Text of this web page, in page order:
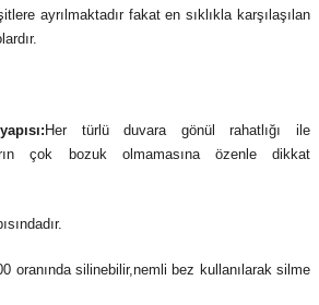
ayrılmaktadır fakat en sıklıkla karşılaşılan
Her türlü duvara gönül rahatlığı ile
çok bozuk olmamasına özenle dikkat
oranında silinebilir,nemli bez kullanılarak silme